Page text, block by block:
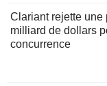
Clariant rejette une
milliard de dollars
concurrence